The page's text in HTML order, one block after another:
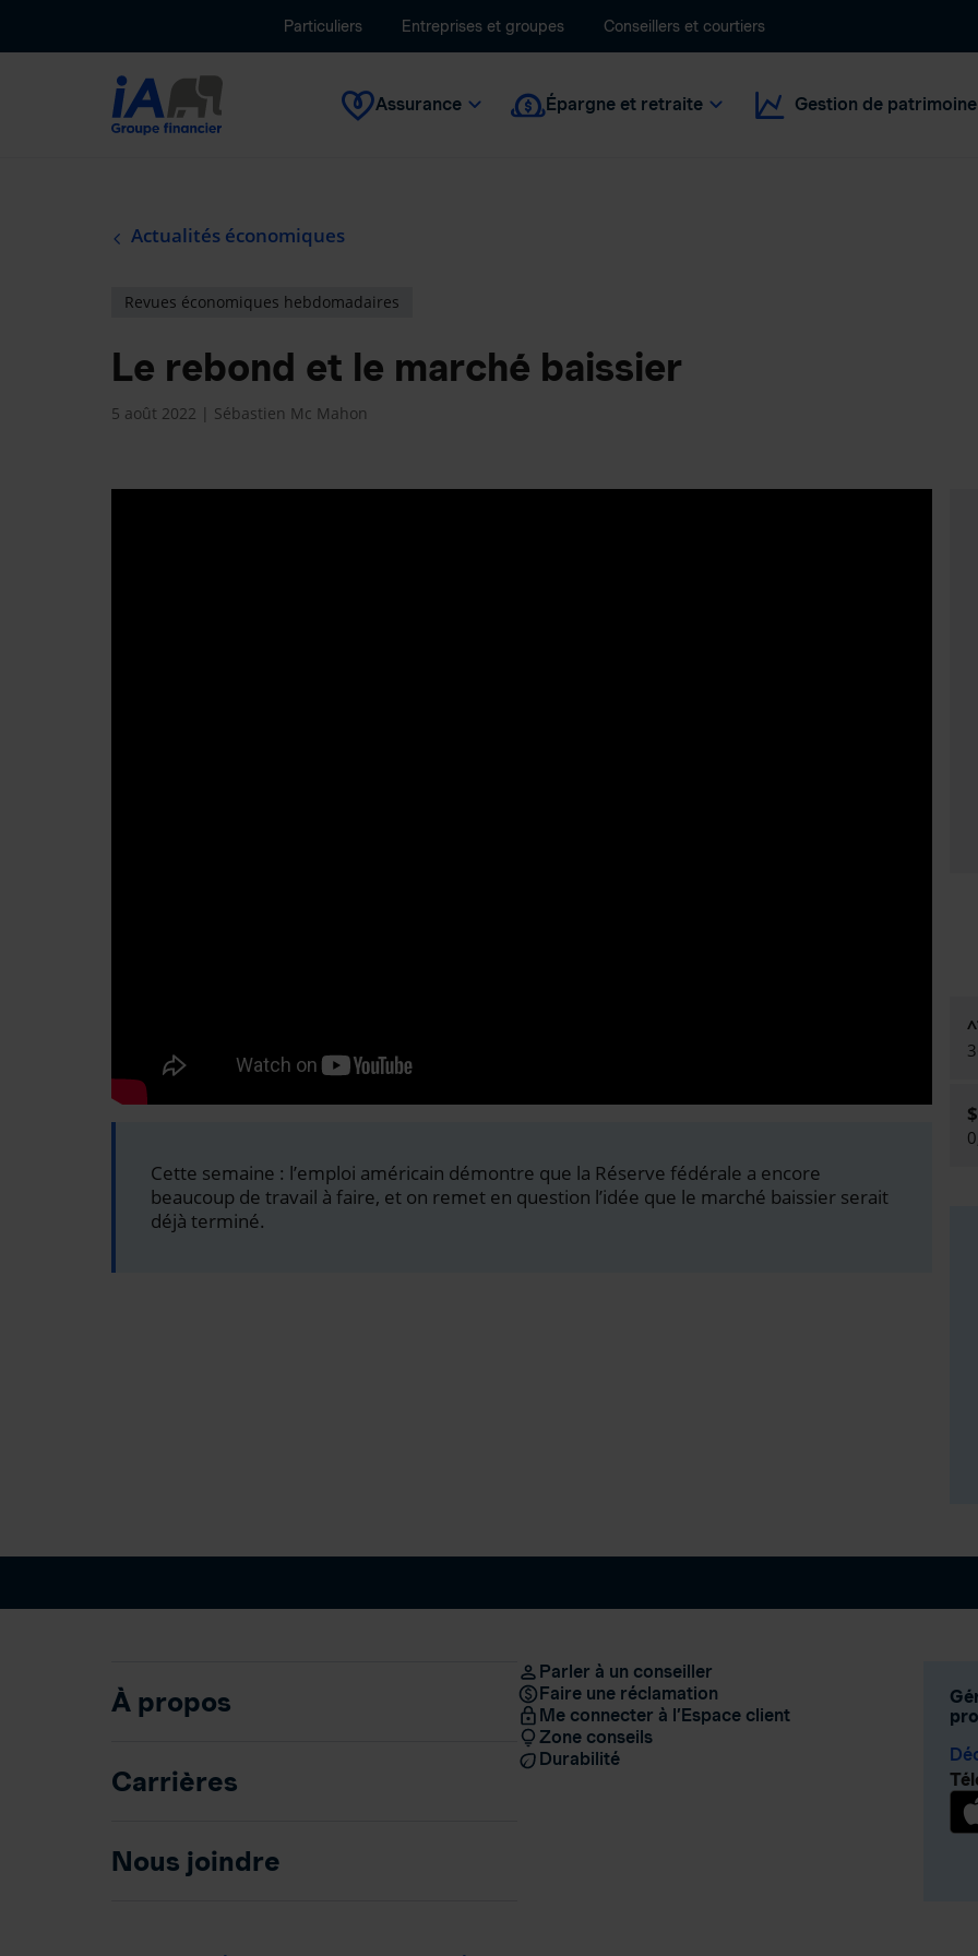
Particuliers Entreprises et groupes Conseillers et courtiers
Assurance Épargne et retraite Gestion de patrimoine
Actualités économiques
Revues économiques hebdomadaires
Le rebond et le marché baissier
5 août 2022 | Sébastien Mc Mahon
Cette semaine : l’emploi américain démontre que la Réserve fédérale a encore
beaucoup de travail à faire, et on remet en question l’idée que le marché baissier serait
déjà terminé.
À propos
Carrières
Nous joindre
Parler à un conseiller
Faire une réclamation
Me connecter à l’Espace client
Zone conseils
Durabilité